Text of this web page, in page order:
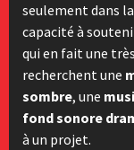
seulement dans
capacité à
qui en fait une
recherchent une
sombre, une
fond sonore
à un projet.